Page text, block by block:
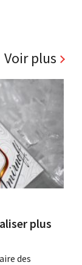
Voir plus
plus
des